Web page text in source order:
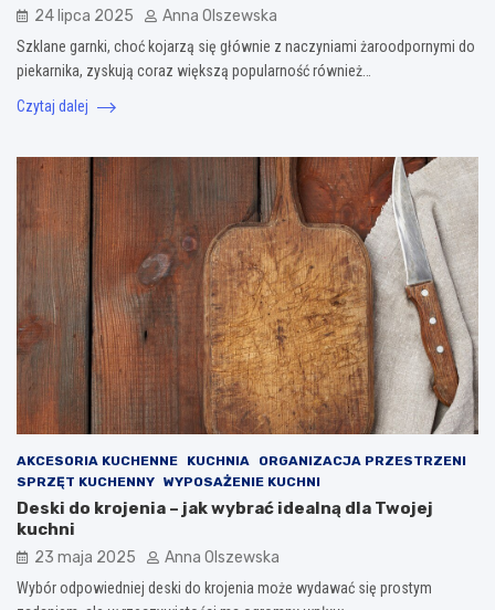
24 lipca 2025 Anna Olszewska
Szklane garnki, choć kojarzą się głównie z naczyniami żaroodpornymi do
piekarnika, zyskują coraz większą popularność również…
Czytaj dalej
AKCESORIA KUCHENNE KUCHNIA
ORGANIZACJA PRZESTRZENI
SPRZĘT KUCHENNY WYPOSAŻENIE KUCHNI
Deski do krojenia – jak wybrać idealną dla Twojej
kuchni
23 maja 2025 Anna Olszewska
Wybór odpowiedniej deski do krojenia może wydawać się prostym